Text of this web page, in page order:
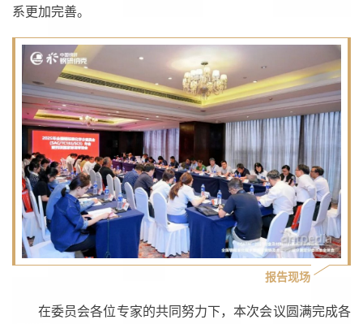
系更加完善。
报告现场
在委员会各位专家的共同努力下，本次会议圆满完成各